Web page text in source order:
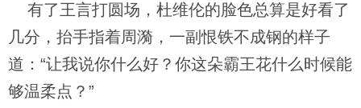
有了王言打圆场，杜维伦的脸色总算是好看了
几分，抬手指着周漪，一副恨铁不成钢的样子
道：“让我说你什么好？你这朵霸王花什么时候能
够温柔点？”